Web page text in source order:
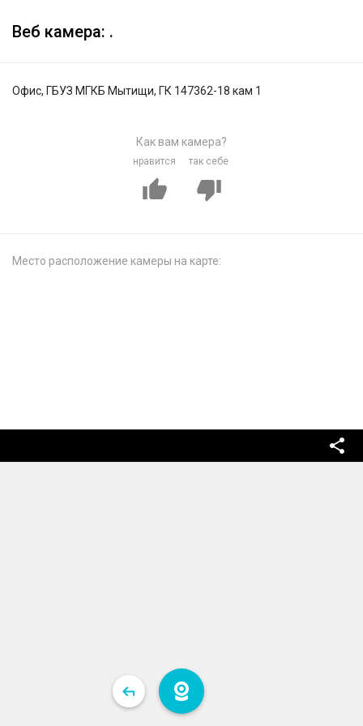
Веб камера: .
Офис, ГБУЗ МГКБ Мытищи, ГК 147362-18 кам 1
Как вам камера?
нравится так себе
Место расположение камеры на карте: